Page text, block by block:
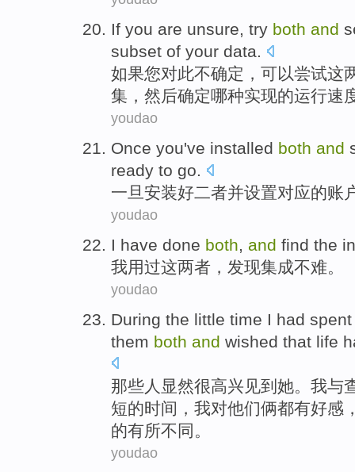
If you are unsure, try both and
subset of your data.
如果您对此不确定， 可以尝试这
集 ， 然后确定哪种实现的运行速
youdao
Once you've installed both and
ready to go.
一旦 安装好二者并设置对应的账
youdao
I have done both, and find the
我用过这两者 ， 发现集成不难。
youdao
During the little time I had
them both and wished that life
那些人显然很高兴见到她。 我与
短的时间 ，我对他们俩都有好感
的有所不同。
youdao